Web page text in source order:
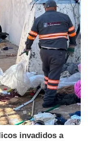
invadidos a